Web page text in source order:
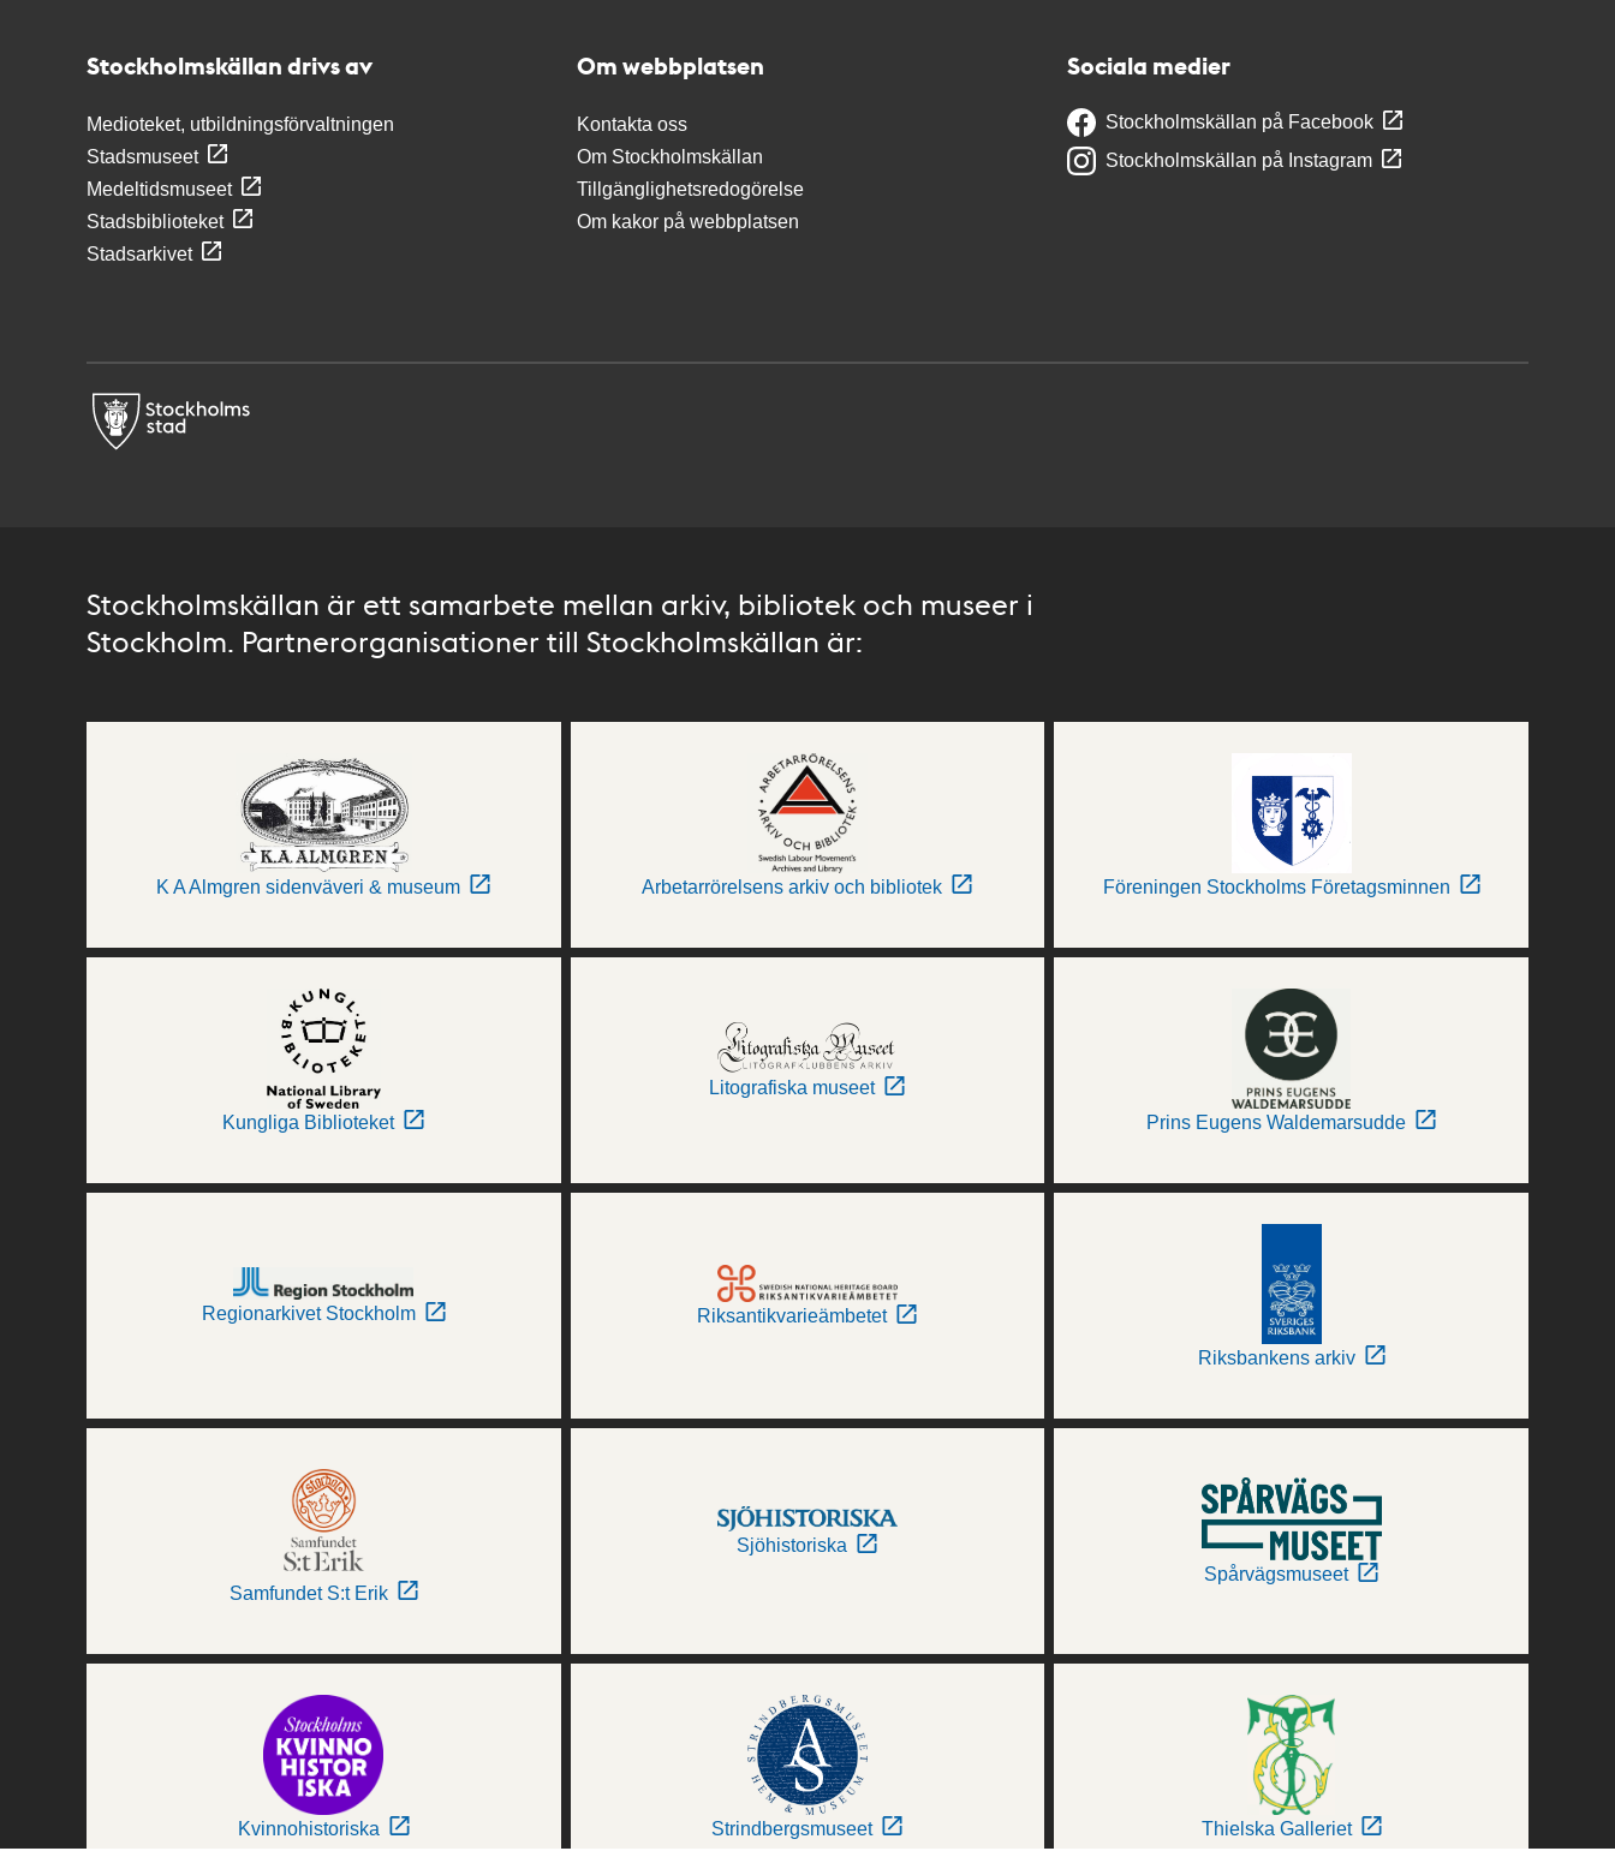
Stockholmskällan drivs av
Medioteket, utbildningsförvaltningen
Stadsmuseet
Medeltidsmuseet
Stadsbiblioteket
Stadsarkivet
Om webbplatsen
Kontakta oss
Om Stockholmskällan
Tillgänglighetsredogörelse
Om kakor på webbplatsen
Sociala medier
Stockholmskällan på Facebook
Stockholmskällan på Instagram
Stockholmskällan är ett samarbete mellan arkiv, bibliotek och museer i
Stockholm. Partnerorganisationer till Stockholmskällan är:
K A Almgren sidenväveri & museum Arbetarrörelsens arkiv och bibliotek Föreningen Stockholms Företagsminnen
Kungliga Biblioteket
Litografiska museet
Prins Eugens Waldemarsudde
Regionarkivet Stockholm Riksantikvarieämbetet
Riksbankens arkiv
Samfundet S:t Erik
Sjöhistoriska
Spårvägsmuseet
Kvinnohistoriska Strindbergsmuseet Thielska Galleriet